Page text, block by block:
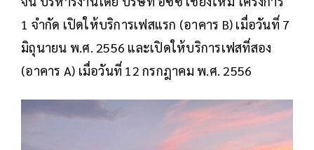
1 จำกัด เปิดให้บริการเฟสแรก (อาคาร B) เมื่อวันที่ 7
มิถุนายน พ.ศ. 2556 และเปิดให้บริการเฟสที่สอง
(อาคาร A) เมื่อวันที่ 12 กรกฎาคม พ.ศ. 2556